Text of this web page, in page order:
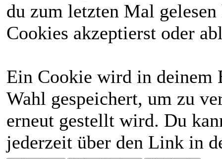
du zum letzten Mal
Cookies akzeptierst oder
Ein Cookie wird in deinem
Wahl gespeichert, um zu
erneut gestellt wird. Du
jederzeit über den Link in